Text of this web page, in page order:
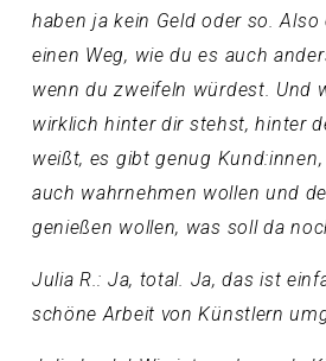
haben ja kein Geld oder so.
einen Weg, wie du es auch
wenn du zweifeln würdest. Und
wirklich hinter dir stehst, hinter
weißt, es gibt genug
auch wahrnehmen wollen und
genießen wollen, was soll da
Julia R.: Ja, total. Ja, das ist
schöne Arbeit von Künstlern